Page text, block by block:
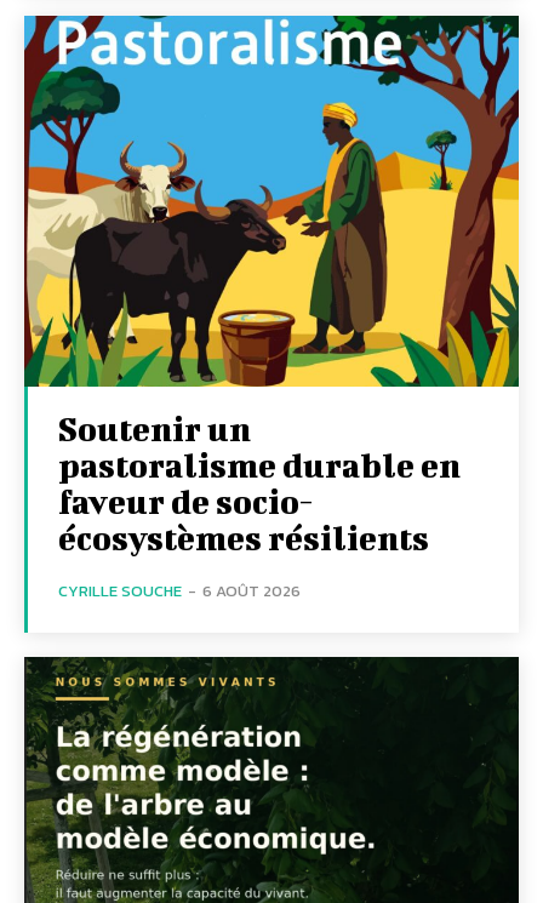
Soutenir un
pastoralisme durable en
faveur de socio-
écosystèmes résilients
CYRILLE SOUCHE - 6 AOÛT 2026